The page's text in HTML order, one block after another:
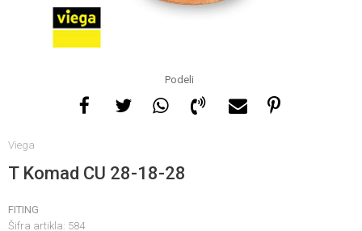
Podeli
Viega
T Komad CU 28-18-28
FITING
Šifra artikla: 584